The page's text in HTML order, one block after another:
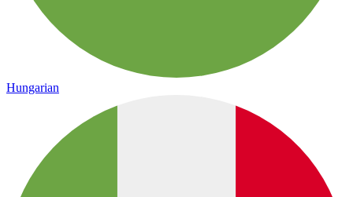
Hungarian